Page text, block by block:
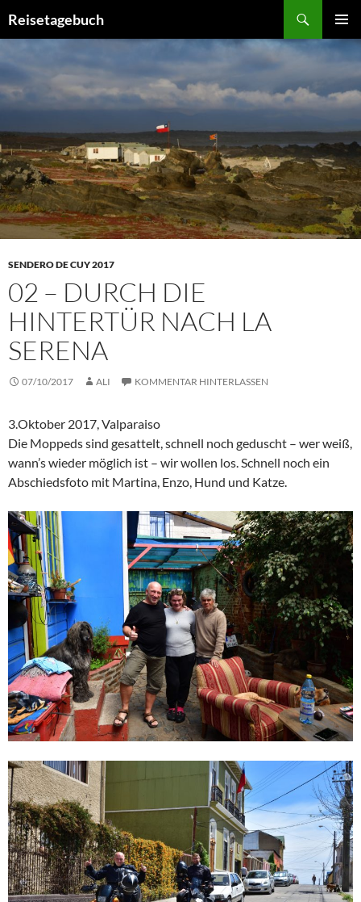
Inhalt
Reisetagebuch
SENDERO DE CUY 2017
02 – DURCH DIE
HINTERTÜR NACH LA
SERENA
07/10/2017 ALI KOMMENTAR HINTERLASSEN
3.Oktober 2017, Valparaiso
Die Moppeds sind gesattelt, schnell noch geduscht – wer weiß,
wann’s wieder möglich ist – wir wollen los. Schnell noch ein
Abschiedsfoto mit Martina, Enzo, Hund und Katze.